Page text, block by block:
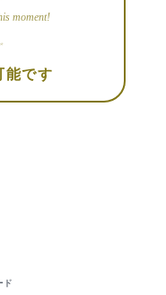
moment!
能です
ド